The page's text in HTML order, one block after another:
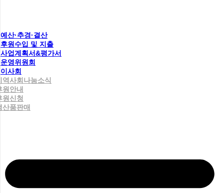
예산·추경·결산
후원수입 및 지출
사업계획서&평가서
운영위원회
이사회
역사회나눔소식
원안내
원신청
산품판매